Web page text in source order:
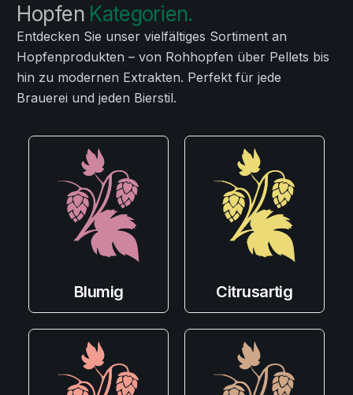
Hopfen Kategorien.
Entdecken Sie unser vielfältiges Sortiment an
Hopfenprodukten – von Rohhopfen über Pellets bis
hin zu modernen Extrakten. Perfekt für jede
Brauerei und jeden Bierstil.
Blumig Citrusartig